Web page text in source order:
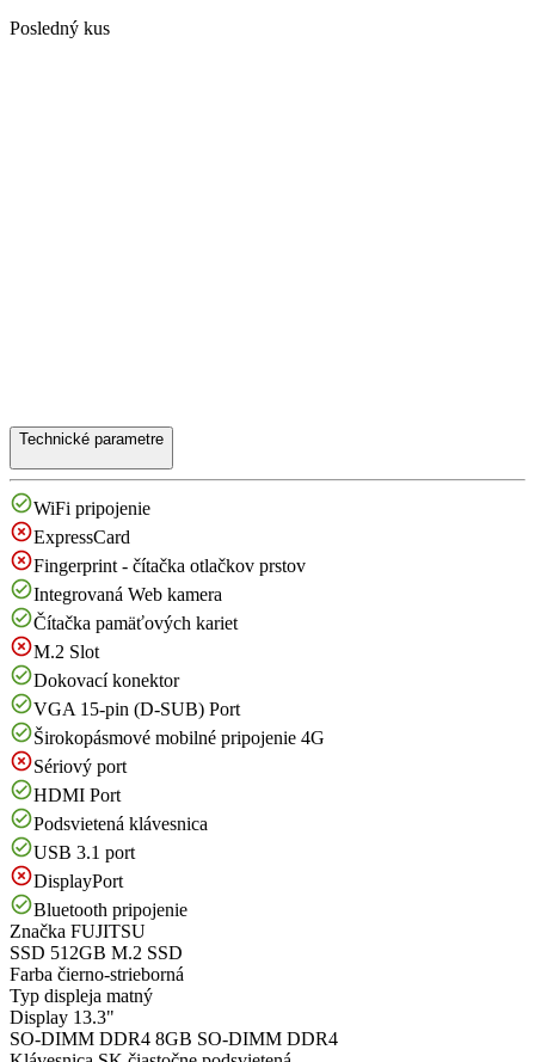
Posledný kus
Technické parametre
WiFi pripojenie
ExpressCard
Fingerprint - čítačka otlačkov prstov
Integrovaná Web kamera
Čítačka pamäťových kariet
M.2 Slot
Dokovací konektor
VGA 15-pin (D-SUB) Port
Širokopásmové mobilné pripojenie 4G
Sériový port
HDMI Port
Podsvietená klávesnica
USB 3.1 port
DisplayPort
Bluetooth pripojenie
Značka FUJITSU
SSD 512GB M.2 SSD
Farba čierno-strieborná
Typ displeja matný
Display 13.3"
SO-DIMM DDR4 8GB SO-DIMM DDR4